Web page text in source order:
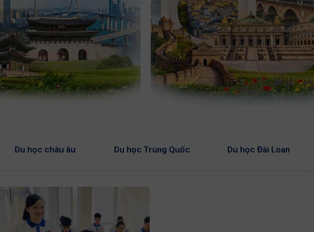
Du học châu âu Du học Trung Quốc Du học Đài Loan